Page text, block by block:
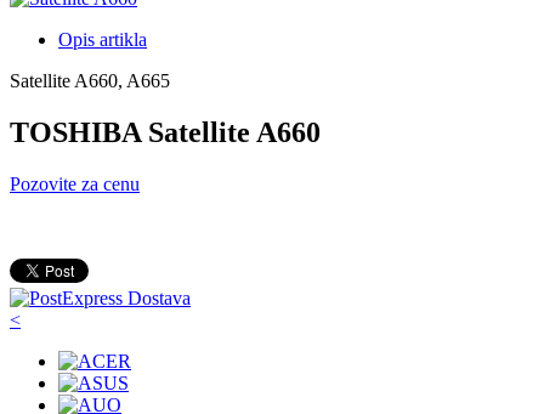
Opis artikla
Satellite A660, A665
TOSHIBA Satellite A660
Pozovite za cenu
<